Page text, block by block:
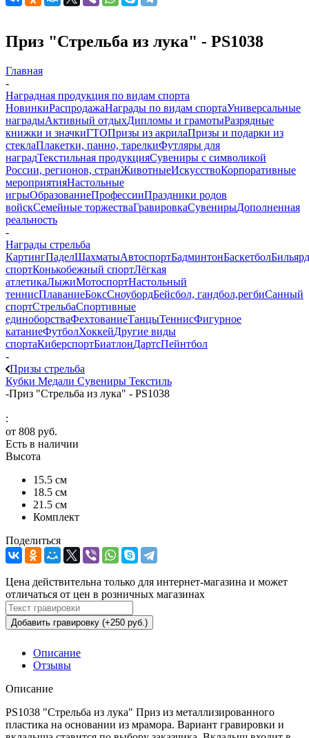
Приз "Стрельба из лука" - PS1038
Главная
-
Наградная продукция по видам спорта
НовинкиРаспродажаНаграды по видам спортаУниверсальные
наградыАктивный отдыхДипломы и грамотыРазрядные
книжки и значкиГТОПризы из акрилаПризы и подарки из
стеклаПлакетки, панно, тарелкиФутляры для
наградТекстильная продукцияСувениры с символикой
России, регионов, странЖивотныеИскусствоКорпоративные
мероприятияНастольные
игрыОбразованиеПрофессииПраздники родов
войскСемейные торжестваГравировкаСувенирыДополненная
реальность
-
Награды стрельба
КартингПаделШахматыАвтоспортБадминтонБаскетболБильярд
спортКонькобежный спортЛёгкая
атлетикаЛыжиМотоспортНастольный
теннисПлаваниеБоксСноубордБейсбол, гандбол,регбиСанный
спортСтрельбаСпортивные
единоборстваФехтованиеТанцыТеннисФигурное
катаниеФутболХоккейДругие виды
спортаКиберспортБиатлонДартсПейнтбол
-
Призы стрельба
Кубки Медали Сувениры Текстиль
-Приз "Стрельба из лука" - PS1038
:
от 808 руб.
Есть в наличии
Высота
15.5 см
18.5 см
21.5 см
Комплект
Поделиться
Цена действительна только для интернет-магазина и может
отличаться от цен в розничных магазинах
Добавить гравировку (+250 руб.)
Описание
Отзывы
Описание
PS1038 "Стрельба из лука" Приз из металлизированного
пластика на основании из мрамора. Вариант гравировки и